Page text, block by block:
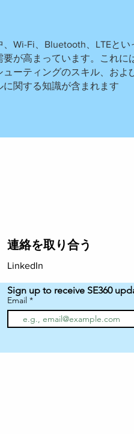
Wi-Fi、Bluetooth、LTEとい
が高まっています。これに
ーティングのスキル、およ
関する知識が含まれます
連絡を取り合う
LinkedIn
Sign up to receive SE360
Email